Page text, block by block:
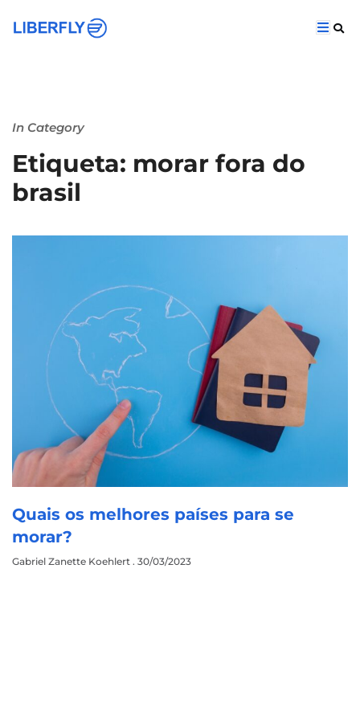
In Category
Etiqueta: morar fora do
brasil
Quais os melhores países para se
morar?
Gabriel Zanette Koehlert 30/03/2023